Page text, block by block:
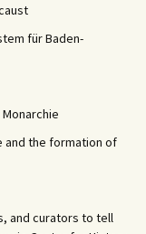
für Baden-
and the formation of
and curators to tell